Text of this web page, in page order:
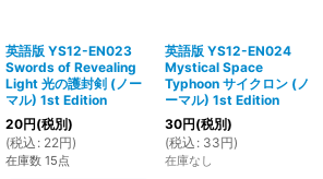
英語版 YS12-EN023
Swords of Revealing
Light 光の護封剣 (ノー
マル) 1st Edition
20円(税別)
(税込 : 22円)
在庫数 15点
英語版 YS12-EN024
Mystical Space
Typhoon サイクロン (ノ
ーマル) 1st Edition
30円(税別)
(税込 : 33円)
在庫なし